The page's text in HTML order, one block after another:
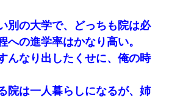
別の大学で、どっちも院は必
への進学率はかなり高い。
んなり出したくせに、俺の時
院は一人暮らしになるが、姉